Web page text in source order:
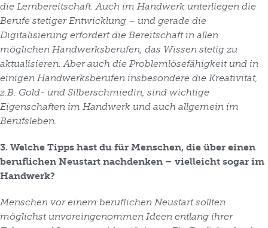
die Lernbereitschaft. Auch im Handwerk unterliegen die
Berufe stetiger Entwicklung – und gerade die
Digitalisierung erfordert die Bereitschaft in allen
möglichen Handwerksberufen, das Wissen stetig zu
aktualisieren. Aber auch die Problemlösefähigkeit und in
einigen Handwerksberufen insbesondere die Kreativität,
z.B. Gold- und Silberschmiedin, sind wichtige
Eigenschaften im Handwerk und auch allgemein im
Berufsleben.
3. Welche Tipps hast du für Menschen, die über einen
beruflichen Neustart nachdenken – vielleicht sogar im
Handwerk?
Menschen vor einem beruflichen Neustart sollten
möglichst unvoreingenommen Ideen entlang ihrer